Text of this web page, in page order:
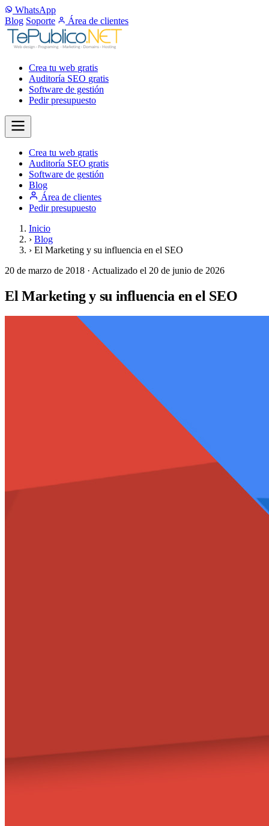
WhatsApp
Blog Soporte Área de clientes
Crea tu web gratis
Auditoría SEO gratis
Software de gestión
Pedir presupuesto
Crea tu web gratis
Auditoría SEO gratis
Software de gestión
Blog
Área de clientes
Pedir presupuesto
Inicio
› Blog
› El Marketing y su influencia en el SEO
20 de marzo de 2018 · Actualizado el 20 de junio de 2026
El Marketing y su influencia en el SEO